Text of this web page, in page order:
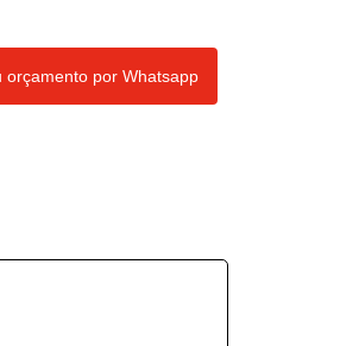
orçamento por Whatsapp